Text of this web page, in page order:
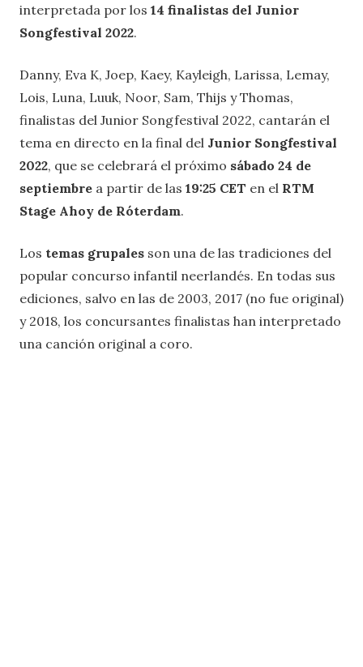
interpretada por los 14 finalistas del Junior
Songfestival 2022.
Danny, Eva K, Joep, Kaey, Kayleigh, Larissa, Lemay,
Lois, Luna, Luuk, Noor, Sam, Thijs y Thomas,
finalistas del Junior Songfestival 2022, cantarán el
tema en directo en la final del Junior Songfestival
2022, que se celebrará el próximo sábado 24 de
septiembre a partir de las 19:25 CET en el RTM
Stage Ahoy de Róterdam.
Los temas grupales son una de las tradiciones del
popular concurso infantil neerlandés. En todas sus
ediciones, salvo en las de 2003, 2017 (no fue original)
y 2018, los concursantes finalistas han interpretado
una canción original a coro.